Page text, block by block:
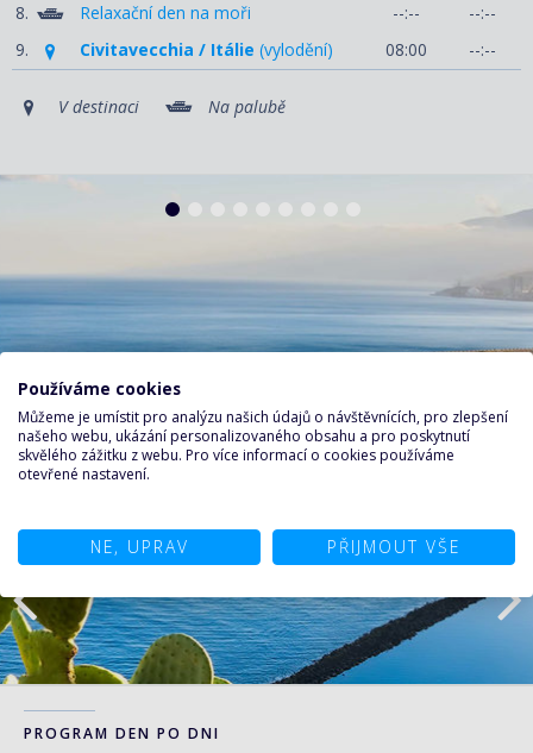
8.
Relaxační den na moři --:--
--:--
9.
Civitavecchia / Itálie (vylodění) 08:00 --:--
V destinaci Na palubě
PROGRAM DEN PO DNI
Používáme cookies
Můžeme je umístit pro analýzu našich údajů o návštěvnících, pro zlepšení
našeho webu, ukázání personalizovaného obsahu a pro poskytnutí
skvělého zážitku z webu. Pro více informací o cookies používáme
otevřené nastavení.
NE, UPRAV PŘIJMOUT VŠE